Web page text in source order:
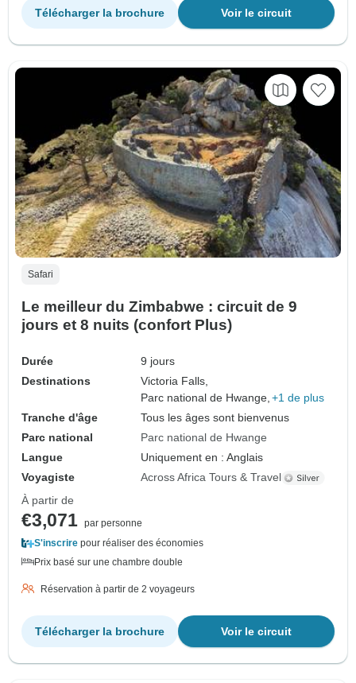
Voir le circuit
Télécharger la brochure
Safari
Le meilleur du Zimbabwe : circuit de 9
jours et 8 nuits (confort Plus)
Durée
9 jours
Destinations
Victoria Falls,
Parc national de Hwange, +1 de plus
Tranche d'âge
Tous les âges sont bienvenus
Parc national
Parc national de Hwange
Langue
Uniquement en : Anglais
Voyagiste
Across Africa Tours & Travel
À partir de
€3,071 par personne
S'inscrire pour réaliser des économies
Prix basé sur une chambre double
Réservation à partir de 2 voyageurs
Voir le circuit
Télécharger la brochure